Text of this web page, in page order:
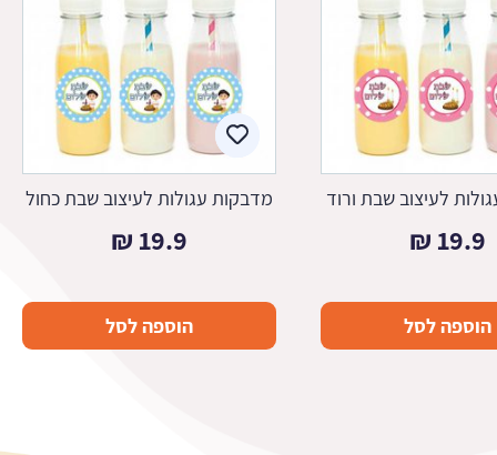
לעיצוב שבת ורוד
19.9
₪
הוספה לסל
מדבקות עגולות לעיצוב שבת כחול
19.9
₪
הוספה לסל